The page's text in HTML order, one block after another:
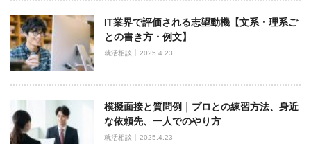
IT業界で評価される志望動機【文系・理系ご
との書き方・例文】
就活相談 2025.4.23
模擬面接と質問例｜プロとの練習方法、身近
な依頼先、一人でのやり方
就活相談 2025.4.23